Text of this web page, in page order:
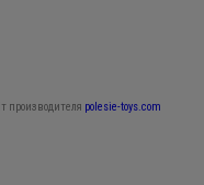
производителя polesie-toys.com